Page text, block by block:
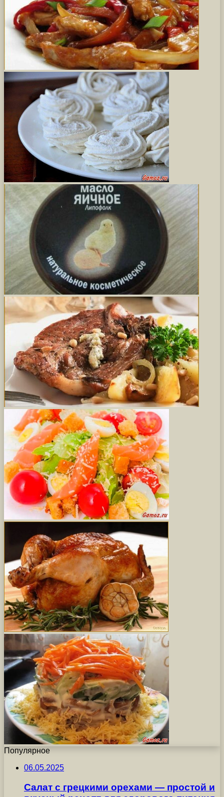
Популярное
06.05.2025
Салат с грецкими орехами — простой и